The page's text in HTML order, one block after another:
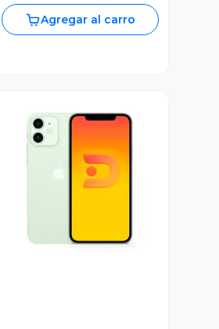
Agregar al carro
Vista Previa